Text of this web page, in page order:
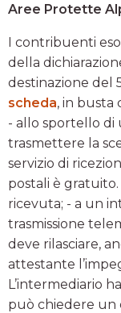
Aree Protette
I contribuenti
della
destinazione del
scheda, in busta
- allo sportello di
trasmettere la
servizio di
postali è gratuito.
ricevuta; - a un
trasmissione
deve rilasciare,
attestante
L’intermediario
può chiedere un